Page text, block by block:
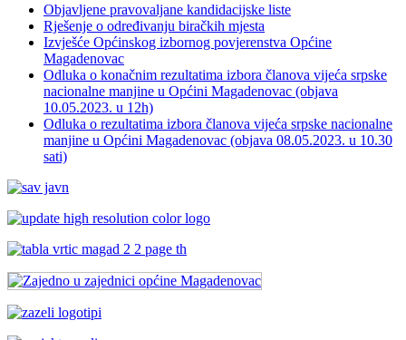
Objavljene pravovaljane kandidacijske liste
Rješenje o određivanju biračkih mjesta
Izvješće Općinskog izbornog povjerenstva Općine
Magadenovac
Odluka o konačnim rezultatima izbora članova vijeća srpske
nacionalne manjine u Općini Magadenovac (objava
10.05.2023. u 12h)
Odluka o rezultatima izbora članova vijeća srpske nacionalne
manjine u Općini Magadenovac (objava 08.05.2023. u 10.30
sati)